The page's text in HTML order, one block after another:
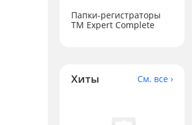
Папки-регистраторы
ТМ Expert Complete
Хиты См. все ›